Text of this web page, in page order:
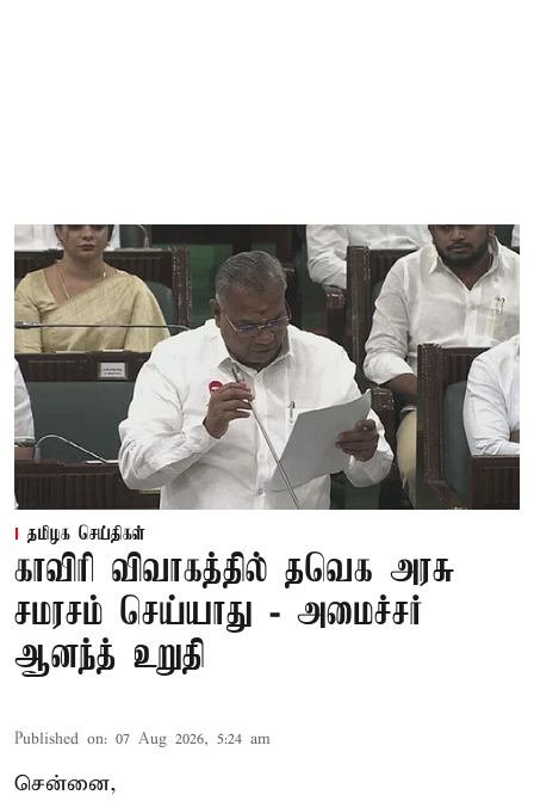
தமிழக செய்திகள்
காவிரி விவாகத்தில் தவெக அரசு
சமரசம் செய்யாது - அமைச்சர்
ஆனந்த் உறுதி
Published on: 07 Aug 2026, 5:24 am
சென்னை,